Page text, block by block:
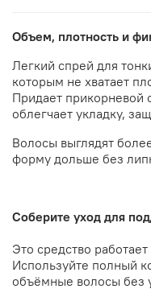
Объем, плотность и
Легкий спрей для
которым не хватает
Придает прикорневой
облегчает укладку,
Волосы выглядят
форму дольше без
Соберите уход для
Это средство
Используйте полный
объёмные волосы без